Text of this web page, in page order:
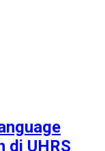
di UHRS